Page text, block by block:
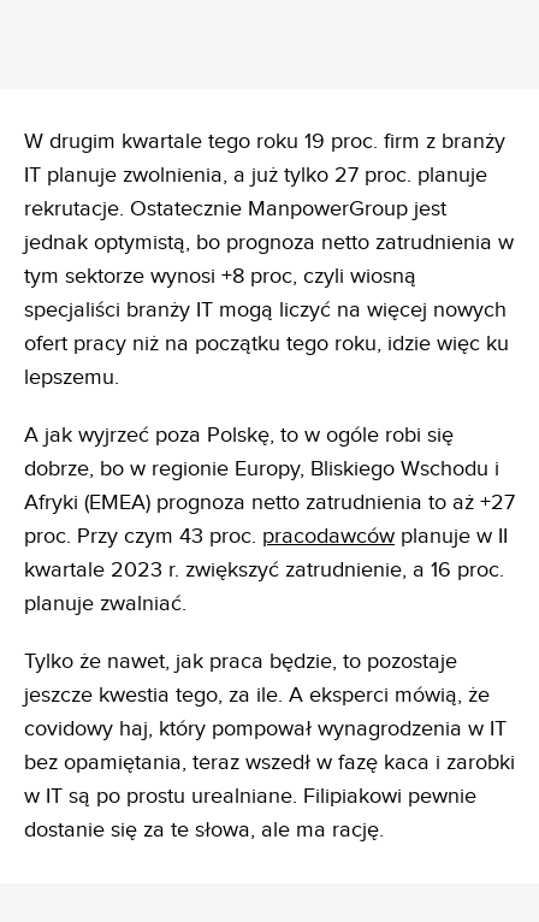
W drugim kwartale tego roku 19 proc. firm z branży
IT planuje zwolnienia, a już tylko 27 proc. planuje
rekrutacje. Ostatecznie ManpowerGroup jest
jednak optymistą, bo prognoza netto zatrudnienia w
tym sektorze wynosi +8 proc, czyli wiosną
specjaliści branży IT mogą liczyć na więcej nowych
ofert pracy niż na początku tego roku, idzie więc ku
lepszemu.
A jak wyjrzeć poza Polskę, to w ogóle robi się
dobrze, bo w regionie Europy, Bliskiego Wschodu i
Afryki (EMEA) prognoza netto zatrudnienia to aż +27
proc. Przy czym 43 proc. pracodawców planuje w II
kwartale 2023 r. zwiększyć zatrudnienie, a 16 proc.
planuje zwalniać.
Tylko że nawet, jak praca będzie, to pozostaje
jeszcze kwestia tego, za ile. A eksperci mówią, że
covidowy haj, który pompował wynagrodzenia w IT
bez opamiętania, teraz wszedł w fazę kaca i zarobki
w IT są po prostu urealniane. Filipiakowi pewnie
dostanie się za te słowa, ale ma rację.